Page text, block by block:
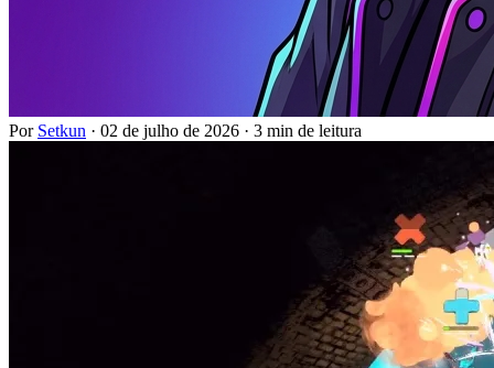
Por Setkun · 02 de julho de 2026 · 3 min de leitura